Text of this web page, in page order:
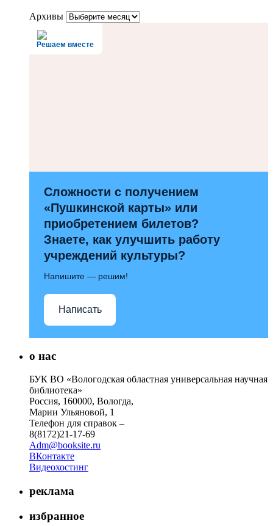
Архивы
Решаем вместе
Сложности с получением
«Пушкинской карты» или
приобретением билетов?
Знаете, как улучшить работу
учреждений культуры?
Напишите — решим!
Написать
о нас
БУК ВО «Вологодская областная универсальная научная
библиотека»
Россия, 160000, Вологда,
Марии Ульяновой, 1
Телефон для справок –
8(8172)21-17-69
Adm@booksite.ru
ВКонтакте
Видеохостинг
реклама
избранное